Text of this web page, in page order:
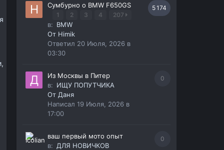
5 174
Сумбурно о BMW F650GS
1 2 3 4 207
в: BMW
От Himik
Ответил 20 Июля, 2026 в
03:30
0
Из Москвы в Питер
в: ИЩУ ПОПУТЧИКА
От Даня
Написал 19 Июля, 2026 в
17:00
0
ваш первый мото опыт
в: ДЛЯ НОВИЧКОВ